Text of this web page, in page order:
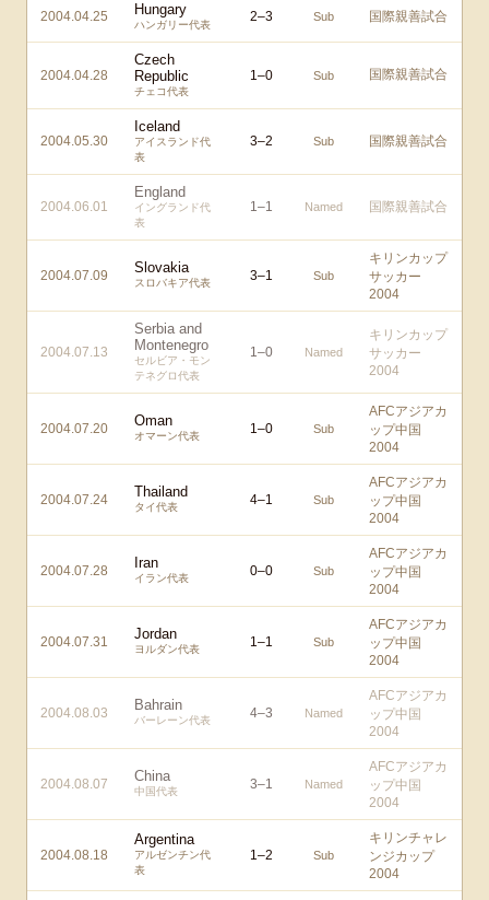
2004.04.25 Hungary
ハンガリー代表
2–3 Sub 国際親善試合
2004.04.28
Czech
Republic
チェコ代表
1–0 Sub 国際親善試合
2004.05.30
Iceland
アイスランド代
表
3–2 Sub 国際親善試合
2004.06.01
England
イングランド代
表
1–1 Named 国際親善試合
2004.07.09 Slovakia
スロバキア代表 3–1 Sub
キリンカップ
サッカー
2004
2004.07.13
Serbia and
Montenegro
セルビア・モン
テネグロ代表
1–0 Named
キリンカップ
サッカー
2004
2004.07.20 Oman
オマーン代表 1–0 Sub
AFCアジアカ
ップ中国
2004
2004.07.24 Thailand
タイ代表 4–1 Sub
AFCアジアカ
ップ中国
2004
2004.07.28 Iran
イラン代表 0–0 Sub
AFCアジアカ
ップ中国
2004
2004.07.31 Jordan
ヨルダン代表 1–1 Sub
AFCアジアカ
ップ中国
2004
2004.08.03 Bahrain
バーレーン代表 4–3 Named
AFCアジアカ
ップ中国
2004
2004.08.07 China
中国代表 3–1 Named
AFCアジアカ
ップ中国
2004
2004.08.18
Argentina
アルゼンチン代
表
1–2 Sub
キリンチャレ
ンジカップ
2004